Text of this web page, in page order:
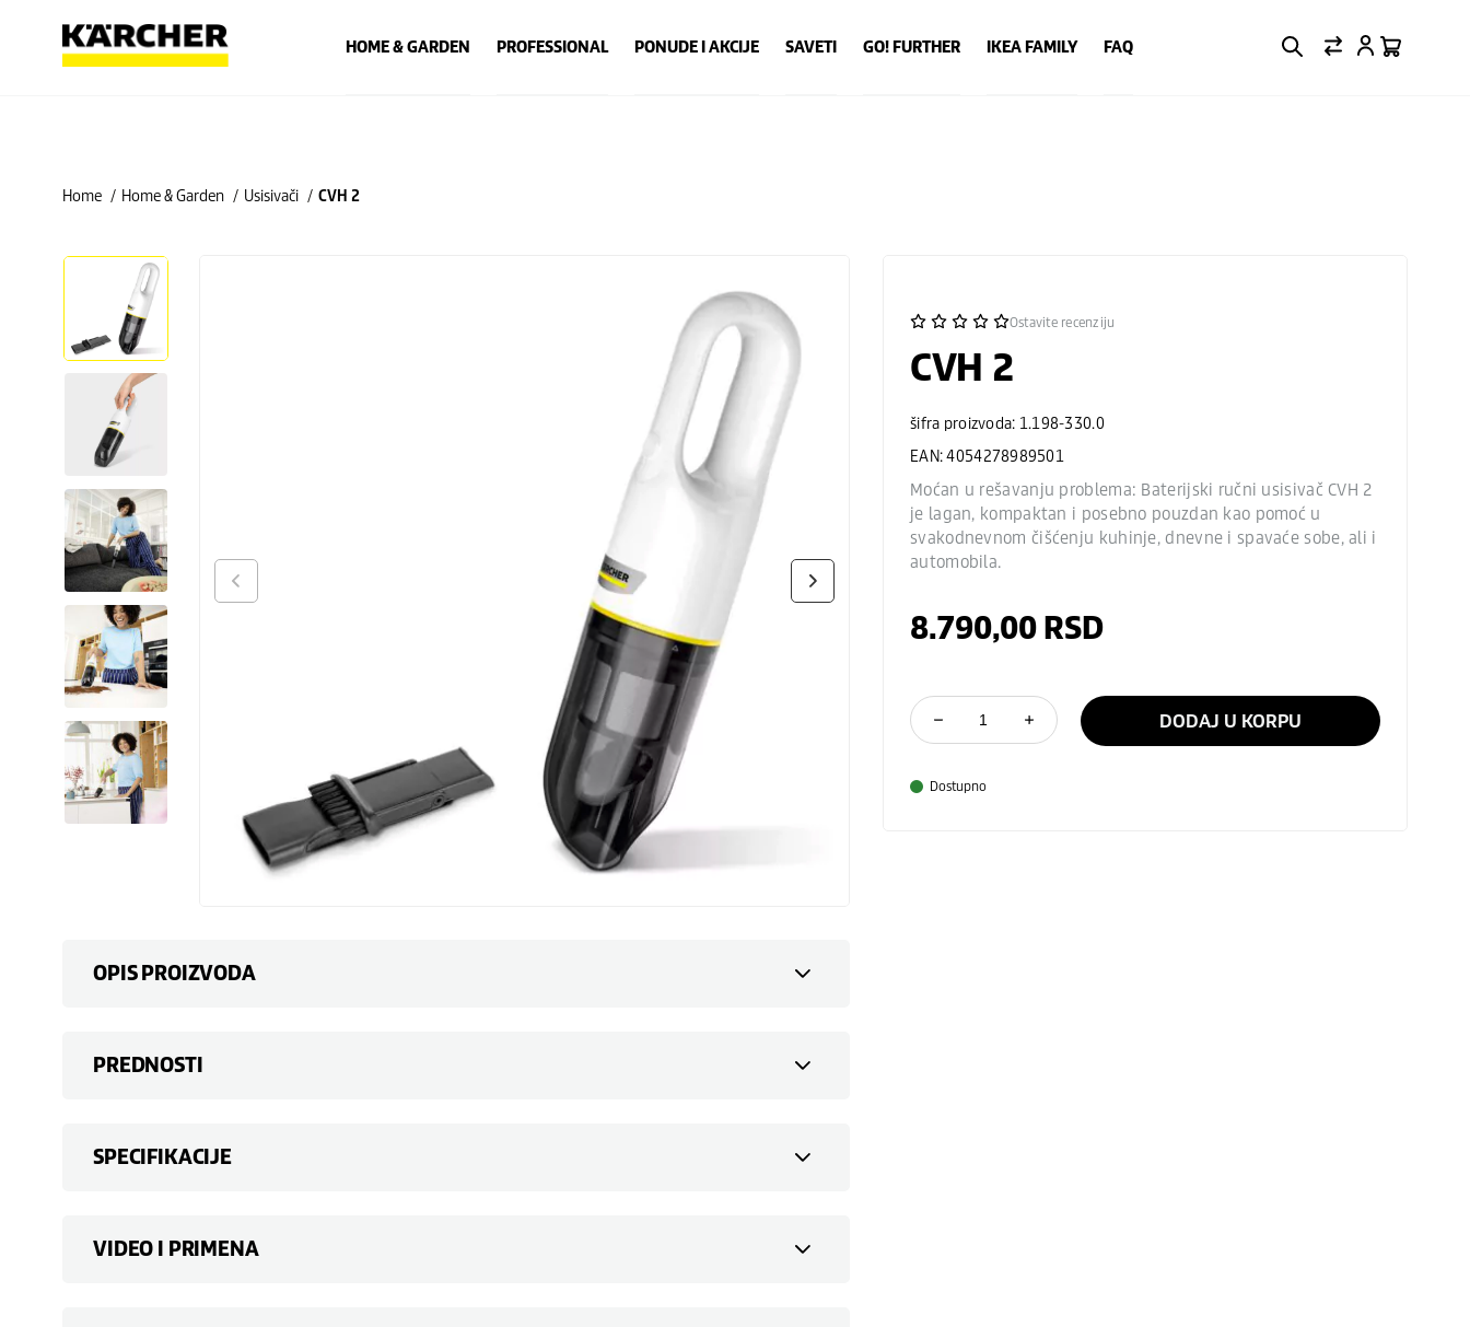
HOME & GARDEN PROFESSIONAL PONUDE I AKCIJE SAVETI GO! FURTHER IKEA FAMILY FAQ
Home Home & Garden Usisivači CVH 2
Ostavite recenziju
CVH 2
šifra proizvoda: 1.198-330.0
EAN: 4054278989501
Moćan u rešavanju problema: Baterijski ručni usisivač CVH 2
je lagan, kompaktan i posebno pouzdan kao pomoć u
svakodnevnom čišćenju kuhinje, dnevne i spavaće sobe, ali i
automobila.
8.790,00 RSD
DODAJ U KORPU
Dostupno
OPIS PROIZVODA
PREDNOSTI
SPECIFIKACIJE
VIDEO I PRIMENA